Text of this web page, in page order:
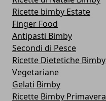
Ricette bimby Estate
Finger Food
Antipasti Bimby
Secondi di Pesce
Ricette Dietetiche Bimby
Vegetariane
Gelati Bimby
Ricette Bimby Primavera